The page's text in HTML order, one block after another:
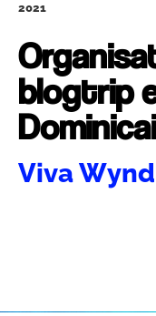
2021
blogtrip
Viva